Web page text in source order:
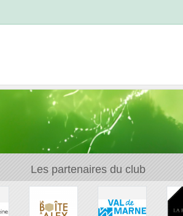
Les partenaires du club